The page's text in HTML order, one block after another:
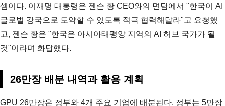
셈이다. 이재명 대통령은 젠슨 황 CEO와의 면담에서 "한국이 AI
글로벌 강국으로 도약할 수 있도록 적극 협력해달라"고 요청했
고, 젠슨 황은 "한국은 아시아태평양 지역의 AI 허브 국가가 될
것"이라며 화답했다.
26만장 배분 내역과 활용 계획
GPU 26만장은 정부와 4개 주요 기업에 배분된다. 정부는 5만장